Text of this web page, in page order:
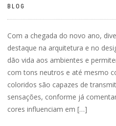
BLOG
Com a chegada do novo ano,
destaque na arquitetura e no
dão vida aos ambientes e
com tons neutros e até mesmo
coloridos são capazes de
sensações, conforme já
cores influenciam em […]